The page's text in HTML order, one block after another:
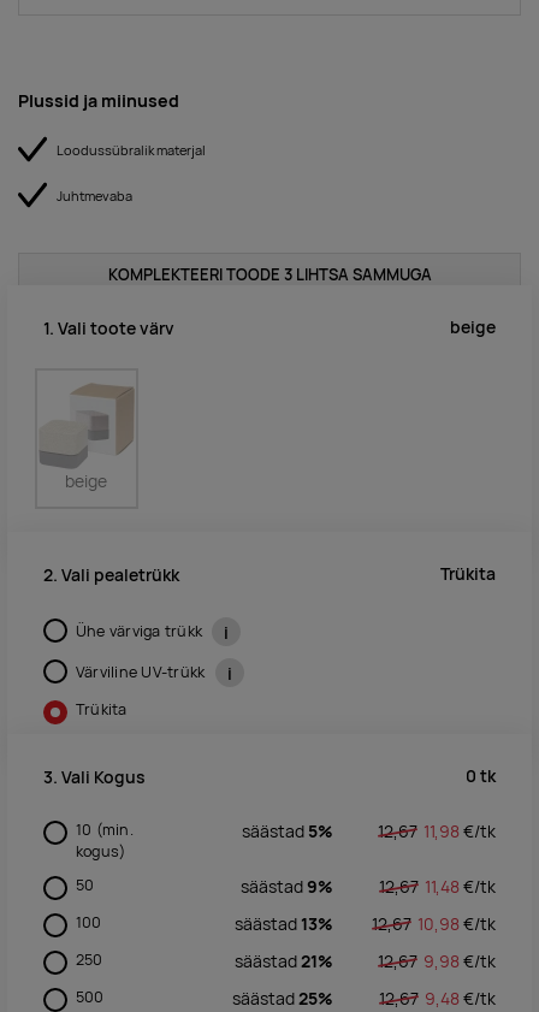
Plussid ja miinused
Loodussübralik materjal
Juhtmevaba
KOMPLEKTEERI TOODE 3 LIHTSA SAMMUGA
1. Vali toote värv beige
beige
2. Vali pealetrükk Trükita
Ühe värviga trükk i
Värviline UV-trükk i
Trükita
3. Vali Kogus 0 tk
10 (min.
kogus)
säästad 5% 12,67 11,98 €/tk
50 säästad9% 12,67 11,48 €/tk
100 säästad 13% 12,67 10,98 €/tk
250 säästad21% 12,67 9,98 €/tk
500 säästad25% 12,67 9,48 €/tk